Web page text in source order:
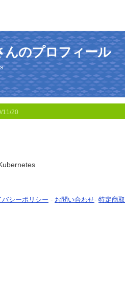
のプロフィール
11/20
バシーポリシー - お問い合わせ- 特定商